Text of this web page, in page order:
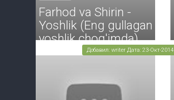
Farhod va Shirin -
Yoshlik (Eng gullagan
yoshlik chog'imda)
Добавил: writer Дата: 23-Окт-2014